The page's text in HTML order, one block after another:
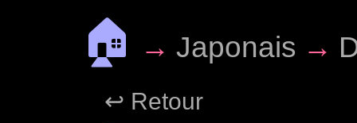
🏠 → Japonais →
↩ Retour